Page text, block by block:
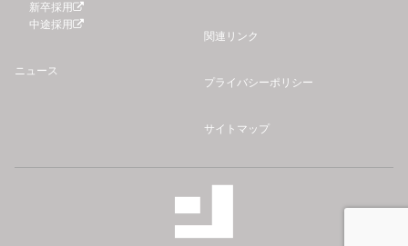
新卒採用
中途採用
ニュース
関連リンク
プライバシーポリシー
サイトマップ